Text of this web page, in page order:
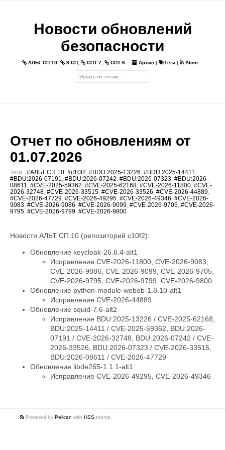
Новости обновлений
безопасности
АЛЬТ СП 10 8 СП СПТ 7 СПТ 6 Архив | Теги | Atom
Отчет по обновлениям от
01.07.2026
Теги: #АЛЬТ СП 10 #c10f2 #BDU:2025-13226 #BDU:2025-14411
#BDU:2026-07191
#BDU:2026-07242 #BDU:2026-07323 #BDU:2026-
08611
#CVE-2025-59362 #CVE-2025-62168 #CVE-2026-11800 #CVE-
2026-32748 #CVE-2026-33515 #CVE-2026-33526 #CVE-2026-44889
#CVE-2026-47729 #CVE-2026-49295 #CVE-2026-49346 #CVE-2026-
9083 #CVE-2026-9086 #CVE-2026-9099 #CVE-2026-9705 #CVE-2026-
9795 #CVE-2026-9799 #CVE-2026-9800
Новости АЛЬТ СП 10 (репозиторий c10f2):
Обновление keycloak-26.6.4-alt1
Исправление CVE-2026-11800, CVE-2026-9083,
CVE-2026-9086, CVE-2026-9099, CVE-2026-9705,
CVE-2026-9795, CVE-2026-9799, CVE-2026-9800
Обновление python-module-webob-1.8.10-alt1
Исправление CVE-2026-44889
Обновление squid-7.6-alt2
Исправление BDU:2025-13226 / CVE-2025-62168,
BDU:2025-14411 / CVE-2025-59362, BDU:2026-
07191 / CVE-2026-32748, BDU:2026-07242 / CVE-
2026-33526, BDU:2026-07323 / CVE-2026-33515,
BDU:2026-08611 / CVE-2026-47729
Обновление libde265-1.1.1-alt1
Исправление CVE-2026-49295, CVE-2026-49346
Powered by Pelican with HSS theme.